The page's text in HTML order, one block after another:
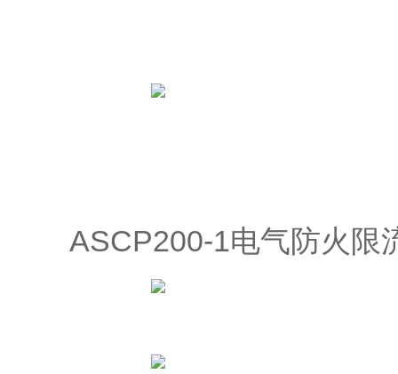
ASCP200-1电气防火限